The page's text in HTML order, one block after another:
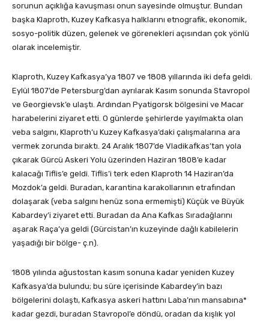
sorunun açıklığa kavuşması onun sayesinde olmuştur. Bundan
başka Klaproth, Kuzey Kafkasya halklarını etnografik, ekonomik,
sosyo-politik düzen, gelenek ve görenekleri açısından çok yönlü
olarak incelemiştir.
Klaproth, Kuzey Kafkasya’ya 1807 ve 1808 yıllarında iki defa geldi.
Eylül 1807’de Petersburg’dan ayrılarak Kasım sonunda Stavropol
ve Georgievsk’e ulaştı. Ardından Pyatigorsk bölgesini ve Macar
harabelerini ziyaret etti. O günlerde şehirlerde yayılmakta olan
veba salgını, Klaproth’u Kuzey Kafkasya’daki çalışmalarına ara
vermek zorunda bıraktı. 24 Aralık 1807’de Vladikafkas’tan yola
çıkarak Gürcü Askeri Yolu üzerinden Haziran 1808’e kadar
kalacağı Tiflis’e geldi. Tiflis’i terk eden Klaproth 14 Haziran’da
Mozdok’a geldi. Buradan, karantina karakollarının etrafından
dolaşarak (veba salgını henüz sona ermemişti) Küçük ve Büyük
Kabardey’i ziyaret etti. Buradan da Ana Kafkas Sıradağlarını
aşarak Raça’ya geldi (Gürcistan’ın kuzeyinde dağlı kabilelerin
yaşadığı bir bölge- ç.n).
1808 yılında ağustostan kasım sonuna kadar yeniden Kuzey
Kafkasya’da bulundu; bu süre içerisinde Kabardey’in bazı
bölgelerini dolaştı, Kafkasya askeri hattını Laba’nın mansabına*
kadar gezdi, buradan Stavropol’e döndü, oradan da kışlık yol